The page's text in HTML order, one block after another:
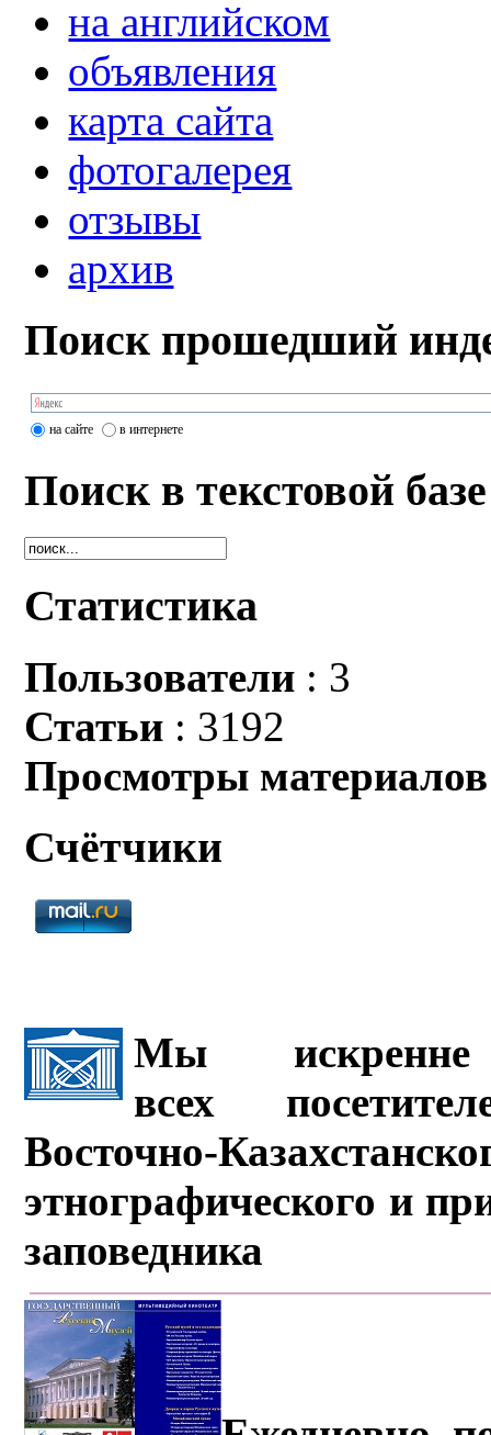
на английском
объявления
карта сайта
фотогалерея
отзывы
архив
Поиск прошедший
на сайте в интернете
Поиск в текстовой базе
Статистика
Пользователи : 3
Статьи : 3192
Просмотры материалов
Счётчики
Мы искренне
всех
Восточно-
этнографического и
заповедника